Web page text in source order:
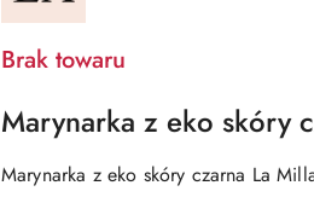
Brak towaru
Marynarka z eko skóry
Marynarka z eko skóry czarna La